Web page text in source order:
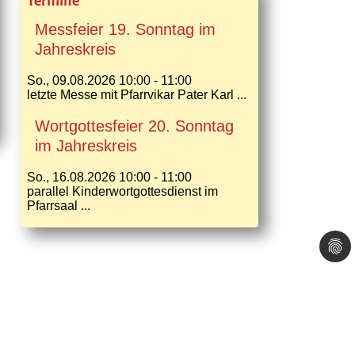
Messfeier 19. Sonntag im
Jahreskreis
So., 09.08.2026 10:00 - 11:00
letzte Messe mit Pfarrvikar Pater Karl ...
Wortgottesfeier 20. Sonntag
im Jahreskreis
So., 16.08.2026 10:00 - 11:00
parallel Kinderwortgottesdienst im
Pfarrsaal ...